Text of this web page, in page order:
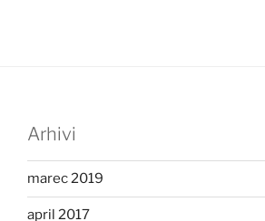
Arhivi
marec 2019
april 2017